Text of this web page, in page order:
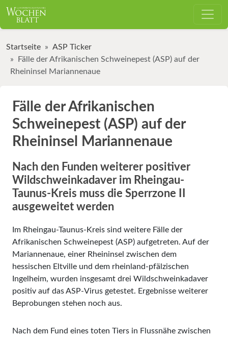
Startseite
ASP Ticker
Fälle der Afrikanischen Schweinepest (ASP) auf der
Rheininsel Mariannenaue
Fälle der Afrikanischen
Schweinepest (ASP) auf der
Rheininsel Mariannenaue
Nach den Funden weiterer positiver
Wildschweinkadaver im Rheingau-
Taunus-Kreis muss die Sperrzone II
ausgeweitet werden
Im Rheingau-Taunus-Kreis sind weitere Fälle der
Afrikanischen Schweinepest (ASP) aufgetreten. Auf der
Mariannenaue, einer Rheininsel zwischen dem
hessischen Eltville und dem rheinland-pfälzischen
Ingelheim, wurden insgesamt drei Wildschweinkadaver
positiv auf das ASP-Virus getestet. Ergebnisse weiterer
Beprobungen stehen noch aus.
Nach dem Fund eines toten Tiers in Flussnähe zwischen